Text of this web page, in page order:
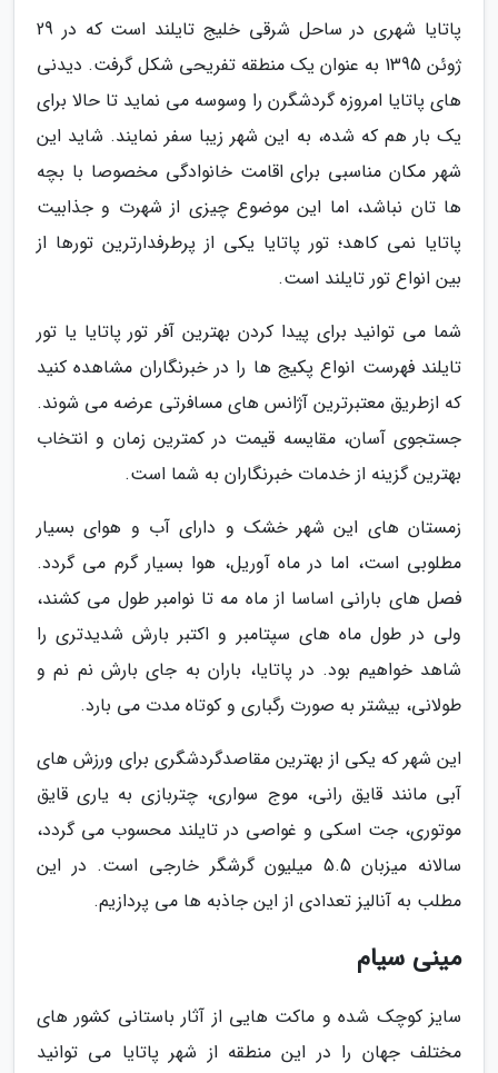
پاتایا شهری در ساحل شرقی خلیج تایلند است که در 29
ژوئن 1395 به عنوان یک منطقه تفریحی شکل گرفت. دیدنی
های پاتایا امروزه گردشگرن را وسوسه می نماید تا حالا برای
یک بار هم که شده، به این شهر زیبا سفر نمایند. شاید این
شهر مکان مناسبی برای اقامت خانوادگی مخصوصا با بچه
ها تان نباشد، اما این موضوع چیزی از شهرت و جذابیت
پاتایا نمی کاهد؛ تور پاتایا یکی از پرطرفدارترین تورها از
بین انواع تور تایلند است.
شما می توانید برای پیدا کردن بهترین آفر تور پاتایا یا تور
تایلند فهرست انواع پکیج ها را در خبرنگاران مشاهده کنید
که ازطریق معتبرترین آژانس های مسافرتی عرضه می شوند.
جستجوی آسان، مقایسه قیمت در کمترین زمان و انتخاب
بهترین گزینه از خدمات خبرنگاران به شما است.
زمستان های این شهر خشک و دارای آب و هوای بسیار
مطلوبی است، اما در ماه آوریل، هوا بسیار گرم می گردد.
فصل های بارانی اساسا از ماه مه تا نوامبر طول می کشند،
ولی در طول ماه های سپتامبر و اکتبر بارش شدیدتری را
شاهد خواهیم بود. در پاتایا، باران به جای بارش نم نم و
طولانی، بیشتر به صورت رگباری و کوتاه مدت می بارد.
این شهر که یکی از بهترین مقاصدگردشگری برای ورزش های
آبی مانند قایق رانی، موج سواری، چتربازی به یاری قایق
موتوری، جت اسکی و غواصی در تایلند محسوب می گردد،
سالانه میزبان 5.5 میلیون گرشگر خارجی است. در این
مطلب به آنالیز تعدادی از این جاذبه ها می پردازیم.
مینی سیام
سایز کوچک شده و ماکت هایی از آثار باستانی کشور های
مختلف جهان را در این منطقه از شهر پاتایا می توانید